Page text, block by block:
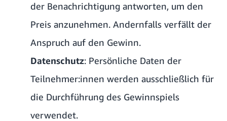
der Benachrichtigung antworten, um den
Preis anzunehmen. Andernfalls verfällt der
Anspruch auf den Gewinn.
Datenschutz: Persönliche Daten der
Teilnehmer:innen werden ausschließlich für
die Durchführung des Gewinnspiels
verwendet.